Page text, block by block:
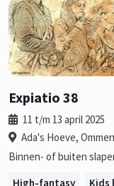
Expiatio 38
11 t/m 13 april 2025
Ada's Hoeve, Ommen
Binnen- of buiten
High-fantasy
Kids